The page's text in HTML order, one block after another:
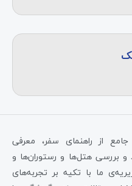
از راهنمای سفر، معرفی
و بررسی هتل‌ها و رستوران‌ها و
ما با تکیه بر تجربه‌های